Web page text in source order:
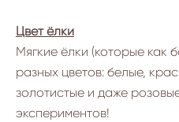
Цвет ёлки
Мягкие ёлки (которые
разных цветов: белые,
золотистые и даже
экспериментов!